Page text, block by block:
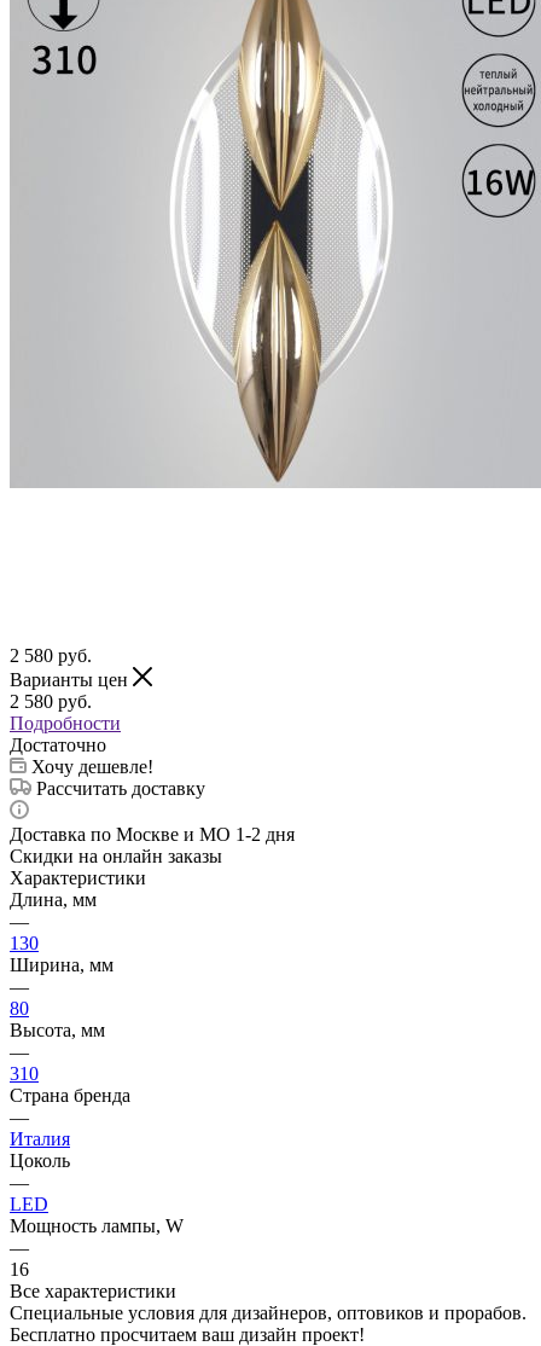
2 580 руб.
Варианты цен
2 580 руб.
Подробности
Достаточно
Хочу дешевле!
Рассчитать доставку
Доставка по Москве и МО 1-2 дня
Скидки на онлайн заказы
Характеристики
Длина, мм
—
130
Ширина, мм
—
80
Высота, мм
—
310
Страна бренда
—
Италия
Цоколь
—
LED
Мощность лампы, W
—
16
Все характеристики
Специальные условия для дизайнеров, оптовиков и прорабов.
Бесплатно просчитаем ваш дизайн проект!